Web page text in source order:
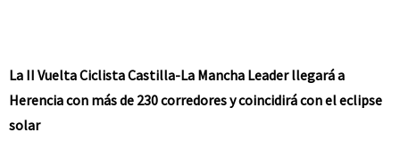
La II Vuelta Ciclista Castilla-La Mancha Leader llegará a
Herencia con más de 230 corredores y coincidirá con el eclipse
solar